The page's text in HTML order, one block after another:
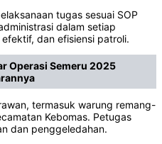
tugas sesuai SOP
dalam setiap
dan efisiensi patroli.
Operasi Semeru 2025
termasuk warung remang-
Kebomas. Petugas
dan penggeledahan.